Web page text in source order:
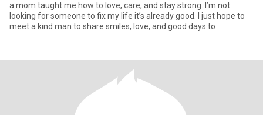
a mom taught me how to love, care, and stay strong. I’m not
looking for someone to fix my life it’s already good. I just hope to
meet a kind man to share smiles, love, and good days to